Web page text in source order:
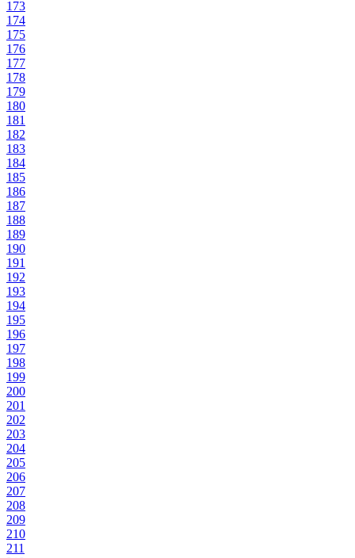
173
174
175
176
177
178
179
180
181
182
183
184
185
186
187
188
189
190
191
192
193
194
195
196
197
198
199
200
201
202
203
204
205
206
207
208
209
210
211